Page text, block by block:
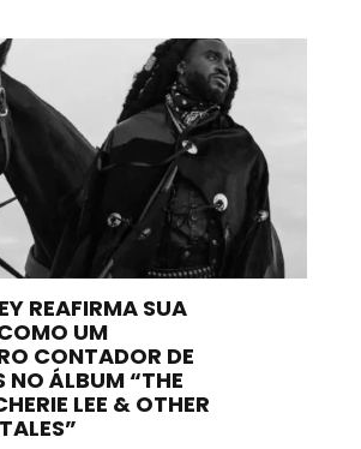
REAFIRMA SUA
UM
CONTADOR DE
NO ÁLBUM “THE
LEE & OTHER